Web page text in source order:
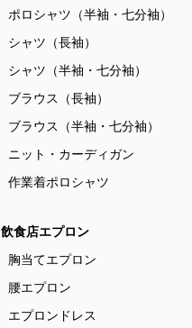
ポロシャツ（半袖・七分袖）
シャツ（長袖）
シャツ（半袖・七分袖）
ブラウス（長袖）
ブラウス（半袖・七分袖）
ニット・カーディガン
作業着ポロシャツ
飲食店エプロン
胸当てエプロン
腰エプロン
エプロンドレス